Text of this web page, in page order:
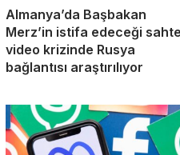
Almanya’da Başbakan
Merz’in istifa edeceği sahte
video krizinde Rusya
bağlantısı araştırılıyor